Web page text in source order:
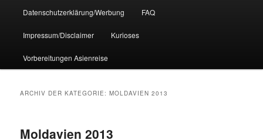
Datenschutzerklärung/Werbung FAQ
Impressum/Disclaimer Kurioses
Vorbereitungen Asienreise
ARCHIV DER KATEGORIE:MOLDAVIEN 2013
Moldavien 2013